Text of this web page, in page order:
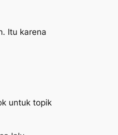
Itu karena
untuk topik